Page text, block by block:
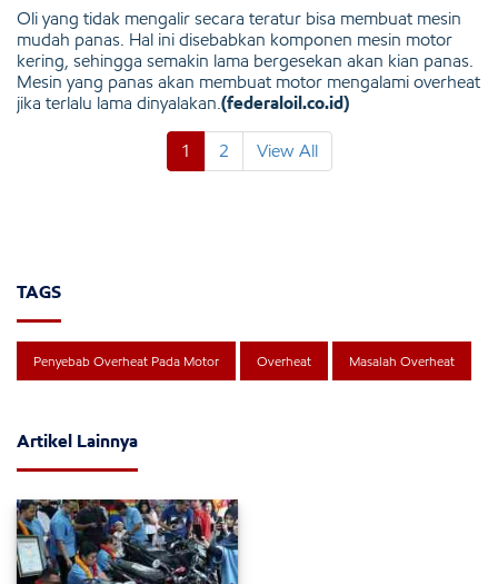
Oli yang tidak mengalir secara teratur bisa membuat mesin
mudah panas. Hal ini disebabkan komponen mesin motor
kering, sehingga semakin lama bergesekan akan kian panas.
Mesin yang panas akan membuat motor mengalami overheat
jika terlalu lama dinyalakan. (federaloil.co.id)
1 2 View All
TAGS
Penyebab Overheat Pada Motor Overheat Masalah Overheat
Artikel Lainnya